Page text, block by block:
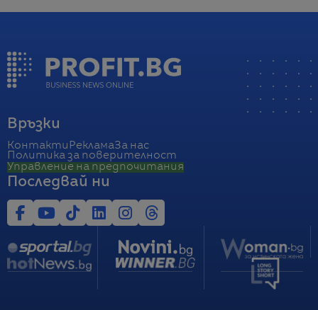
Връзки
Контакти РекламаЗа нас
Политика за поверителност
Управление на предпочитания
Последвай ни